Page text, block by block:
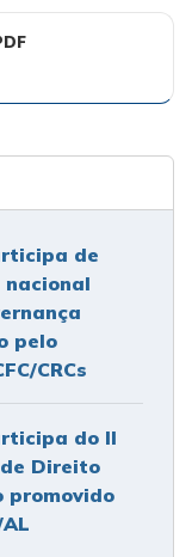
de
nacional
pelo
CRCs
do II
Direito
promovido